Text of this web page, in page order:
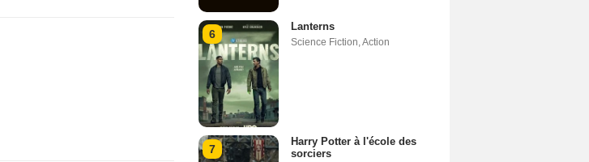
6
Lanterns
Science Fiction Action
7
Harry Potter à l'école des
sorciers